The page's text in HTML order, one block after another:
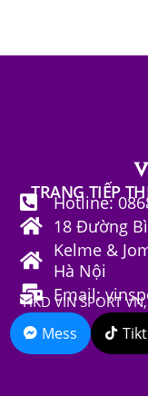
TRANG TIẾP
Hotline:
18 Đường
Kelme &
Hà Nội
Email:
HKD VIN SPORT
Mess